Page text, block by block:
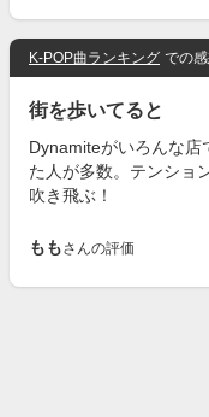
K-POP曲ランキング での
街を歩いてると
Dynamiteがいろんな店
た人が多数。テンショ
吹き飛ぶ！
ももさんの評価